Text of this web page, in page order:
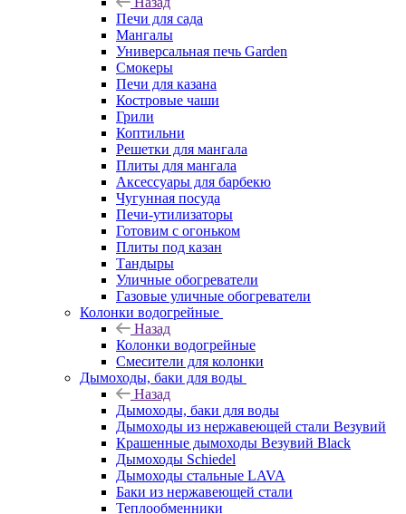
Печи для сада
Мангалы
Универсальная печь Garden
Смокеры
Печи для казана
Костровые чаши
Грили
Коптильни
Решетки для мангала
Плиты для мангала
Аксессуары для барбекю
Чугунная посуда
Печи-утилизаторы
Готовим с огоньком
Плиты под казан
Тандыры
Уличные обогреватели
Газовые уличные обогреватели
Колонки водогрейные
Назад
Колонки водогрейные
Смесители для колонки
Дымоходы, баки для воды
Назад
Дымоходы, баки для воды
Дымоходы из нержавеющей стали Везувий
Крашенные дымоходы Везувий Black
Дымоходы Schiedel
Дымоходы стальные LAVA
Баки из нержавеющей стали
Теплообменники